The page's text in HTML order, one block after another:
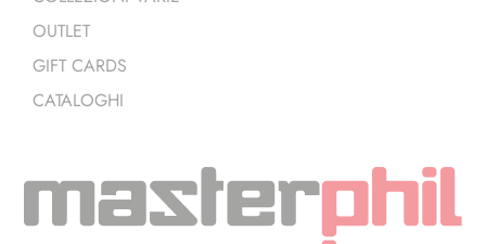
OUTLET
GIFT CARDS
CATALOGHI